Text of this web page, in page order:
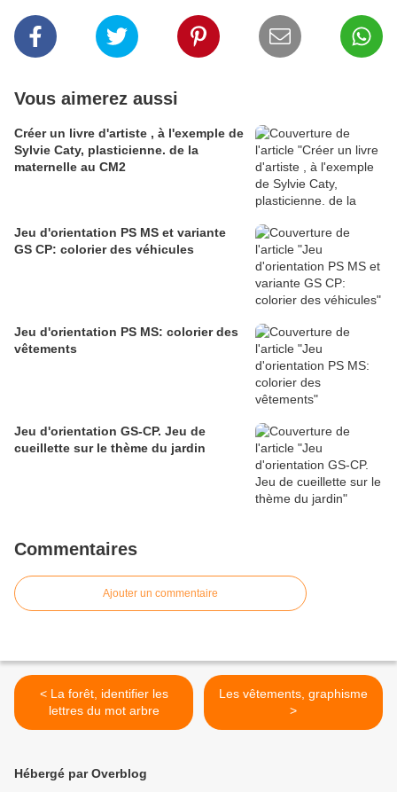
Vous aimerez aussi
Créer un livre d'artiste , à l'exemple de
Sylvie Caty, plasticienne. de la
maternelle au CM2
Jeu d'orientation PS MS et variante
GS CP: colorier des véhicules
Jeu d'orientation PS MS: colorier des
vêtements
Jeu d'orientation GS-CP. Jeu de
cueillette sur le thème du jardin
Commentaires
Ajouter un commentaire
< La forêt, identifier les
lettres du mot arbre
Les vêtements, graphisme
>
Hébergé par Overblog